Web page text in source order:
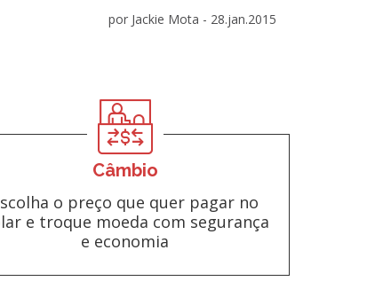
por Jackie Mota - 28.jan.2015
Câmbio
o preço que quer pagar no
e troque moeda com segurança
e economia